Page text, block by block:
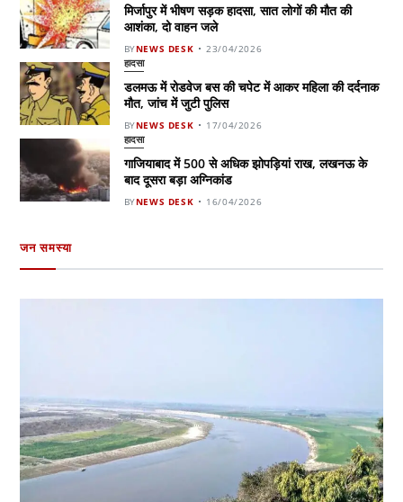
मिर्जापुर में भीषण सड़क हादसा, सात लोगों की मौत की
आशंका, दो वाहन जले
BYNEWS DESK 23/04/2026
हादसा
डलमऊ में रोडवेज बस की चपेट में आकर महिला की दर्दनाक
मौत, जांच में जुटी पुलिस
BYNEWS DESK 17/04/2026
हादसा
गाजियाबाद में 500 से अधिक झोपड़ियां राख, लखनऊ के
बाद दूसरा बड़ा अग्निकांड
BYNEWS DESK 16/04/2026
जन समस्या